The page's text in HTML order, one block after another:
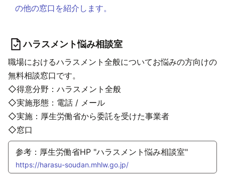
の他の窓口を紹介します。
ハラスメント悩み相談室
職場におけるハラスメント全般についてお悩みの方向けの
無料相談窓口です。
◇得意分野：ハラスメント全般
◇実施形態：電話 / メール
◇実施：厚生労働省から委託を受けた事業者
◇窓口
参考：厚生労働省HP "ハラスメント悩み相談室"
https://harasu-soudan.mhlw.go.jp/